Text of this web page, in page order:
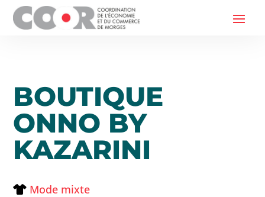
BOUTIQUE
ONNO BY
KAZARINI
Mode mixte